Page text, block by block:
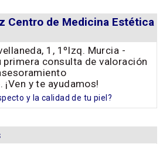
Centro de Medicina Estética
1, 1ºIzq. Murcia -
consulta de valoración
y te ayudamos!
y la calidad de tu piel?